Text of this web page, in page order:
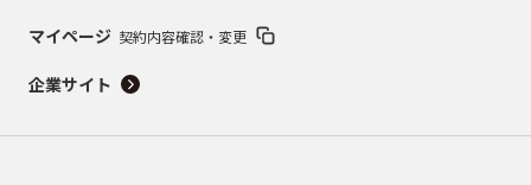
マイページ 契約内容確認・変更
企業サイト